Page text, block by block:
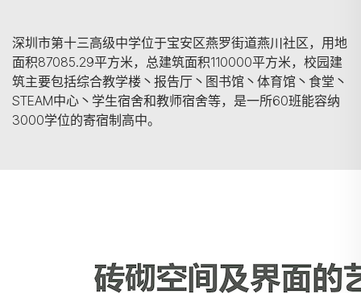
深圳市第十三高级中学位于宝安区燕罗街道燕川社区，用地
面积87085.29平方米，总建筑面积110000平方米，校园建
筑主要包括综合教学楼丶报告厅丶图书馆丶体育馆丶食堂丶
STEAM中心丶学生宿舍和教师宿舍等，是一所60班能容纳
3000学位的寄宿制高中。